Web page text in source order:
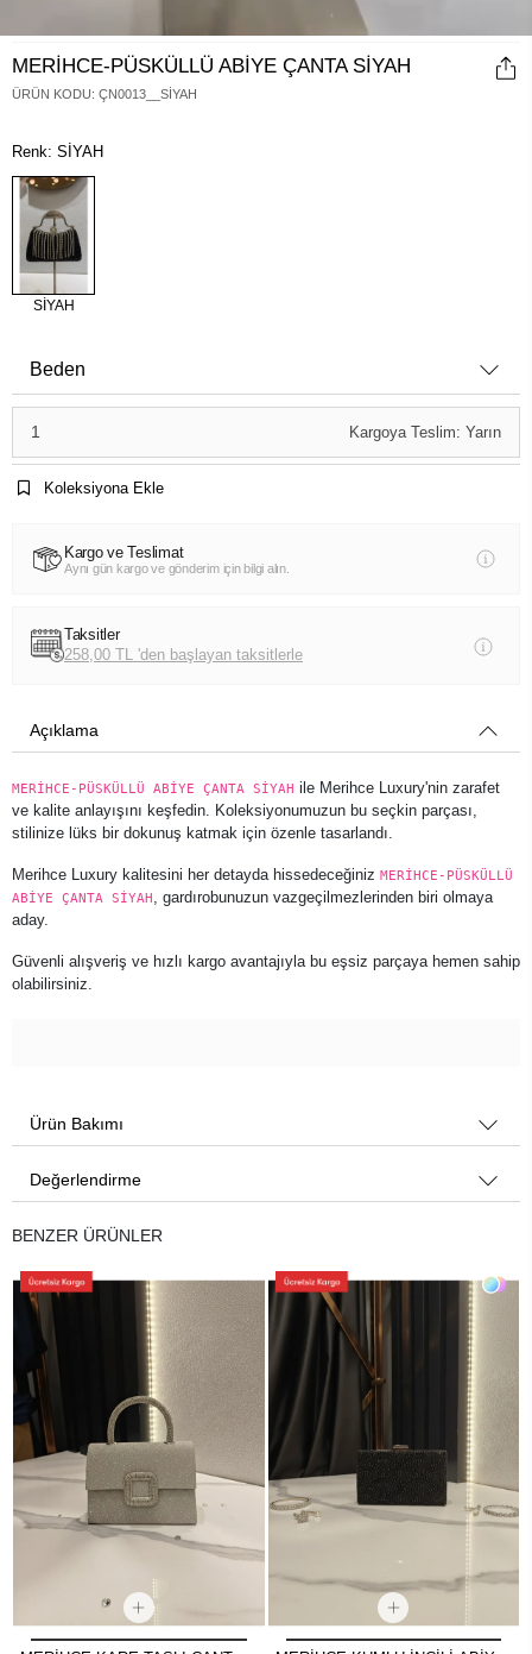
MERİHCE-PÜSKÜLLÜ ABİYE ÇANTA SİYAH
ÜRÜN KODU: ÇN0013__SİYAH
Renk: SİYAH
SİYAH
Beden
1 Kargoya Teslim: Yarın
Koleksiyona Ekle
Kargo ve Teslimat
Aynı gün kargo ve gönderim için bilgi alın.
Taksitler
258,00 TL 'den başlayan taksitlerle
Açıklama
MERİHCE-PÜSKÜLLÜ ABİYE ÇANTA SİYAH ile Merihce Luxury'nin zarafet
ve kalite anlayışını keşfedin. Koleksiyonumuzun bu seçkin parçası,
stilinize lüks bir dokunuş katmak için özenle tasarlandı.
Merihce Luxury kalitesini her detayda hissedeceğiniz MERİHCE-PÜSKÜLLÜ
ABİYE ÇANTA SİYAH, gardırobunuzun vazgeçilmezlerinden biri olmaya
aday.
Güvenli alışveriş ve hızlı kargo avantajıyla bu eşsiz parçaya hemen sahip
olabilirsiniz.
Ürün Bakımı
Değerlendirme
BENZER ÜRÜNLER